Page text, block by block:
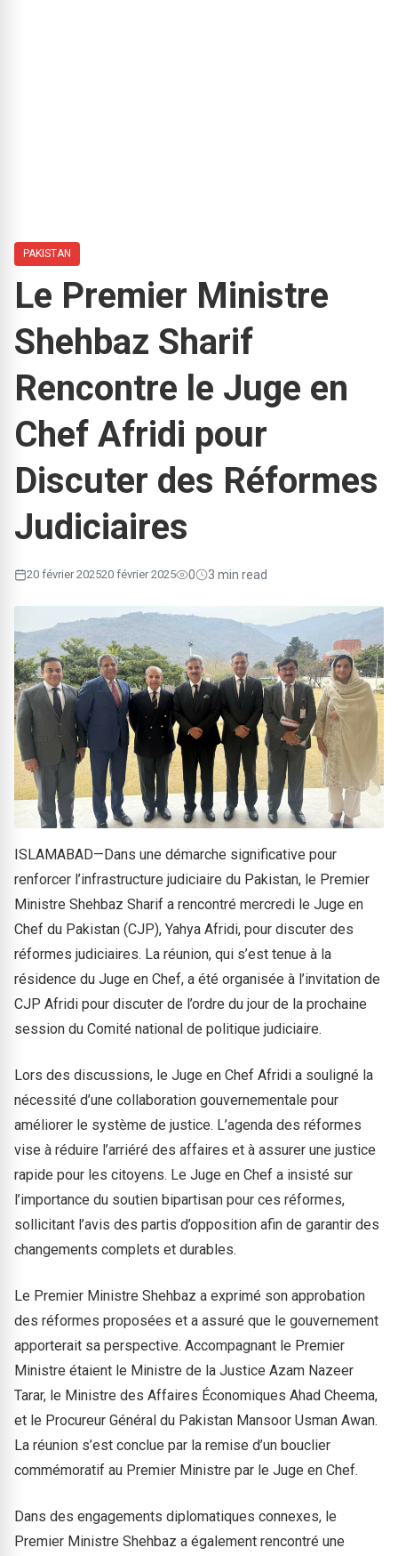
PAKISTAN
Le Premier Ministre
Shehbaz Sharif
Rencontre le Juge en
Chef Afridi pour
Discuter des Réformes
Judiciaires
20 février 202520 février 2025 0 3 min read
ISLAMABAD—Dans une démarche significative pour
renforcer l’infrastructure judiciaire du Pakistan, le Premier
Ministre Shehbaz Sharif a rencontré mercredi le Juge en
Chef du Pakistan (CJP), Yahya Afridi, pour discuter des
réformes judiciaires. La réunion, qui s’est tenue à la
résidence du Juge en Chef, a été organisée à l’invitation de
CJP Afridi pour discuter de l’ordre du jour de la prochaine
session du Comité national de politique judiciaire.
Lors des discussions, le Juge en Chef Afridi a souligné la
nécessité d’une collaboration gouvernementale pour
améliorer le système de justice. L’agenda des réformes
vise à réduire l’arriéré des affaires et à assurer une justice
rapide pour les citoyens. Le Juge en Chef a insisté sur
l’importance du soutien bipartisan pour ces réformes,
sollicitant l’avis des partis d’opposition afin de garantir des
changements complets et durables.
Le Premier Ministre Shehbaz a exprimé son approbation
des réformes proposées et a assuré que le gouvernement
apporterait sa perspective. Accompagnant le Premier
Ministre étaient le Ministre de la Justice Azam Nazeer
Tarar, le Ministre des Affaires Économiques Ahad Cheema,
et le Procureur Général du Pakistan Mansoor Usman Awan.
La réunion s’est conclue par la remise d’un bouclier
commémoratif au Premier Ministre par le Juge en Chef.
Dans des engagements diplomatiques connexes, le
Premier Ministre Shehbaz a également rencontré une